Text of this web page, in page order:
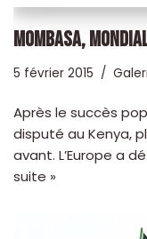
MOMBASA,
5 février 2015
Après le succès
disputé au Kenya,
avant. L’Europe a
suite »